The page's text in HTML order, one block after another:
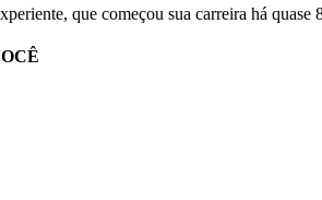
que começou sua carreira há